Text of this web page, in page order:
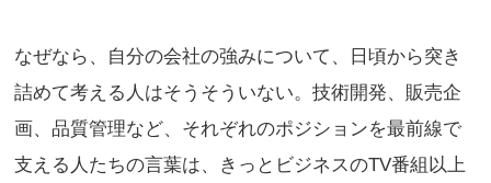
なぜなら、自分の会社の強みについて、日頃から突き
詰めて考える人はそうそういない。技術開発、販売企
画、品質管理など、それぞれのポジションを最前線で
支える人たちの言葉は、きっとビジネスのTV番組以上